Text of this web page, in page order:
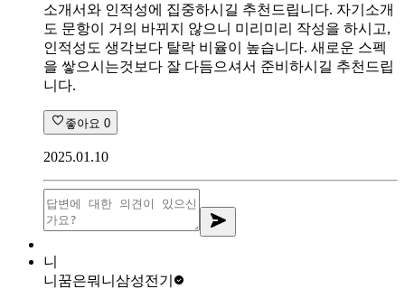
소개서와 인적성에 집중하시길 추천드립니다. 자기소개
도 문항이 거의 바뀌지 않으니 미리미리 작성을 하시고,
인적성도 생각보다 탈락 비율이 높습니다. 새로운 스펙
을 쌓으시는것보다 잘 다듬으셔서 준비하시길 추천드립
니다.
좋아요 0
2025.01.10
니
니꿈은뭐니 삼성전기